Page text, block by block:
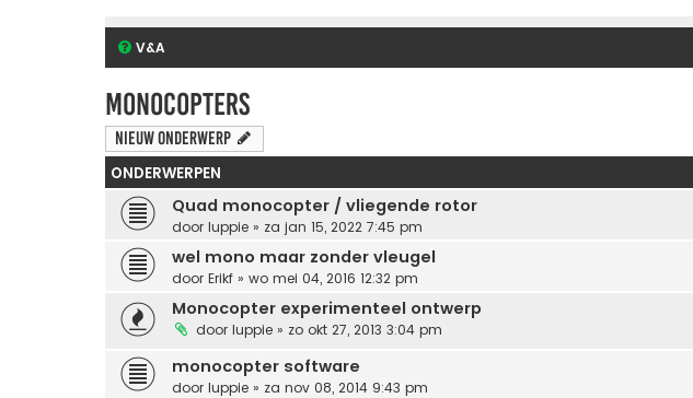
V&A
Monocopters
Nieuw onderwerp
ONDERWERPEN
Quad monocopter / vliegende rotor
door luppie » za jan 15, 2022 7:45 pm
wel mono maar zonder vleugel
door Erikf » wo mei 04, 2016 12:32 pm
Monocopter experimenteel ontwerp
door luppie » zo okt 27, 2013 3:04 pm
monocopter software
door luppie » za nov 08, 2014 9:43 pm